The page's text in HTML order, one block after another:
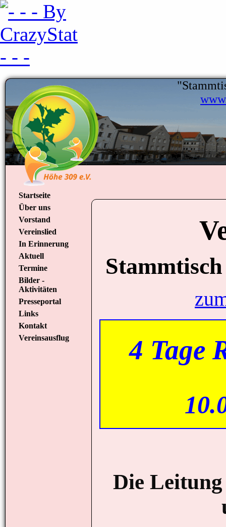
Startseite
Über uns
Vorstand
Vereinslied
In Erinnerung
Aktuell
Termine
Bilder -
Aktivitäten
Presseportal
Links
Kontakt
Vereinsausflug
4 Tage
Die